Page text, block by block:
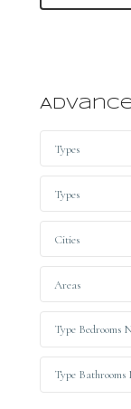
Types
Types
Cities
Areas